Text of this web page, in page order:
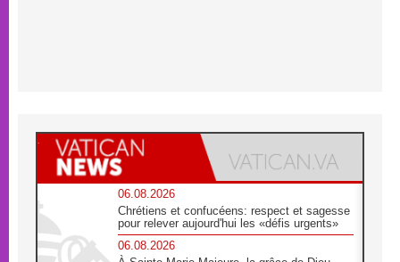
06.08.2026
Chrétiens et confucéens: respect et sagesse
pour relever aujourd'hui les «défis urgents»
06.08.2026